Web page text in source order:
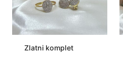
Zlatni komplet